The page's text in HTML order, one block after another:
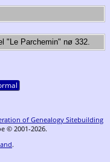
"Le Parchemin" nø 332.
of Genealogy Sitebuilding
© 2001-2026.
.